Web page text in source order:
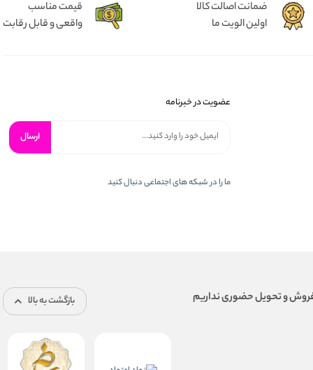
ضمانت اصالت کالا
اولین الویت ما
قیمت مناسب
واقعی و قابل رقابت
عضویت در خبرنامه
ارسال
ما را در شبكه های اجتماعی دنبال کنید
بازگشت به بالا